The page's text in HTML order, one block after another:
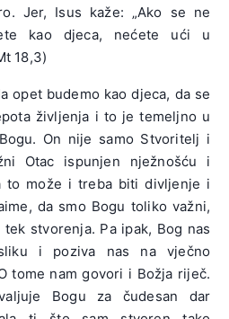
Jer, Isus kaže: „Ako se ne
kao djeca, nećete ući u
18,3)
opet budemo kao djeca, da se
življenja i to je temeljno u
On nije samo Stvoritelj i
Otac ispunjen nježnošću i
to može i treba biti divljenje i
da smo Bogu toliko važni,
stvorenja. Pa ipak, Bog nas
i poziva nas na vječno
tome nam govori i Božja riječ.
Bogu za čudesan dar